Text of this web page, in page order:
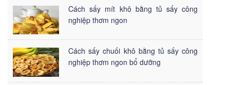
Cách sấy mít khô bằng tủ sấy công
nghiệp thơm ngon
Cách sấy chuối khô bằng tủ sấy công
nghiệp thơm ngon bổ dưỡng